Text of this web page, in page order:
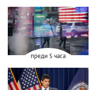
преди 5 часа